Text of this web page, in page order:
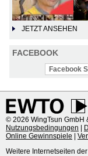
JETZT ANSEHEN
FACEBOOK
Facebook
© 2026 WingTsun GmbH
Nutzungsbedingungen
Online Gewinnspiele
Weitere Internetseiten